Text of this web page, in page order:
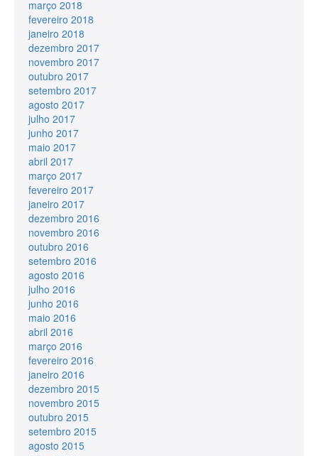
março 2018
fevereiro 2018
janeiro 2018
dezembro 2017
novembro 2017
outubro 2017
setembro 2017
agosto 2017
julho 2017
junho 2017
maio 2017
abril 2017
março 2017
fevereiro 2017
janeiro 2017
dezembro 2016
novembro 2016
outubro 2016
setembro 2016
agosto 2016
julho 2016
junho 2016
maio 2016
abril 2016
março 2016
fevereiro 2016
janeiro 2016
dezembro 2015
novembro 2015
outubro 2015
setembro 2015
agosto 2015